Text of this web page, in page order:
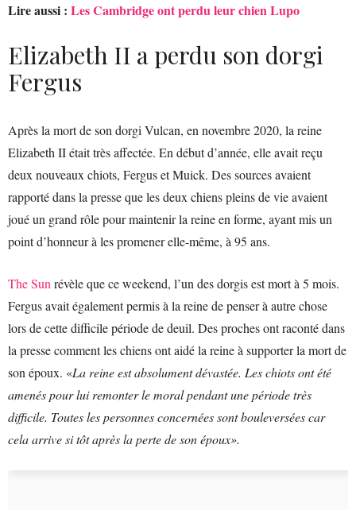
Lire aussi : Les Cambridge ont perdu leur chien Lupo
Elizabeth II a perdu son dorgi
Fergus
Après la mort de son dorgi Vulcan, en novembre 2020, la reine
Elizabeth II était très affectée. En début d’année, elle avait reçu
deux nouveaux chiots, Fergus et Muick. Des sources avaient
rapporté dans la presse que les deux chiens pleins de vie avaient
joué un grand rôle pour maintenir la reine en forme, ayant mis un
point d’honneur à les promener elle-même, à 95 ans.
The Sunrévèle que ce weekend, l’un des dorgis est mort à 5 mois.
Fergus avait également permis à la reine de penser à autre chose
lors de cette difficile période de deuil. Des proches ont raconté dans
la presse comment les chiens ont aidé la reine à supporter la mort de
son époux. «La reine est absolument dévastée. Les chiots ont été
amenés pour lui remonter le moral pendant une période très
difficile. Toutes les personnes concernées sont bouleversées car
cela arrive si tôt après la perte de son époux».